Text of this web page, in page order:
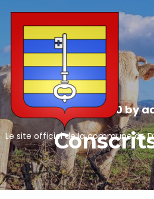
content
Le site officiel de la commune de
25/07/2020by